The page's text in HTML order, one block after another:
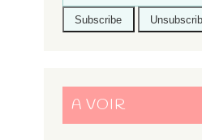
A VOIR